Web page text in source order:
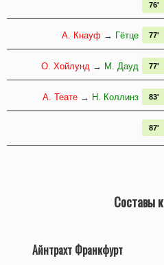
76'
А. Кнауф → Гётце 77'
О. Хойлунд → М. Дауд 77'
А. Теате → Н. Коллинз 83'
87'
Составы
Айнтрахт Франкфурт